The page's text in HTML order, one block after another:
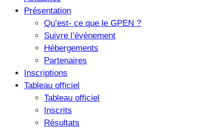
Présentation
Qu’est- ce que le GPEN ?
Suivre l’évènement
Hébergements
Partenaires
Inscriptions
Tableau officiel
Tableau officiel
Inscrits
Résultats